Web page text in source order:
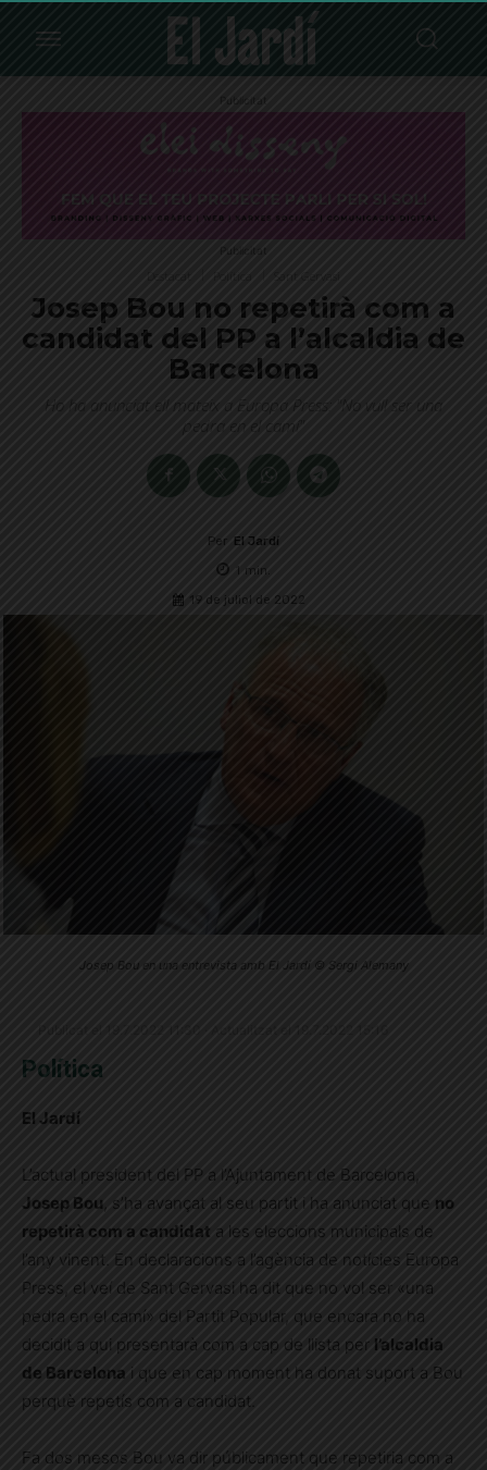
Publicitat
Publicitat
Josep Bou no repetirà com a
candidat del PP a l’alcaldia de
Barcelona
Ho ha anunciat ell mateix a Europa Press: "No vull ser una
pedra en el camí"
Per El Jardí
1 min.
19 de juliol de 2022
Josep Bou en una entrevista amb El Jardí © Sergi Alemany
Política
El Jardí
L’actual president del PP a l’Ajuntament de Barcelona,
Josep Bou , s’ha avançat al seu partit i ha anunciat que no
repetirà com a candidat a les eleccions municipals de
l’any vinent. En declaracions a l’agència de notícies Europa
Press, el veí de Sant Gervasi ha dit que no vol ser «una
pedra en el camí» del Partit Popular, que encara no ha
decidit a qui presentarà com a cap de llista per l’alcaldia
de Barcelona i que en cap moment ha donat suport a Bou
perquè repetís com a candidat.
Fa dos mesos Bou va dir públicament que repetiria com a